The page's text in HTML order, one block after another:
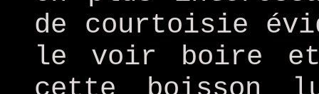
de courtoisie
le voir boire et